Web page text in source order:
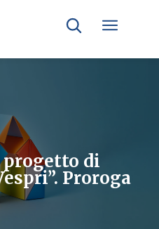
progetto di
Proroga